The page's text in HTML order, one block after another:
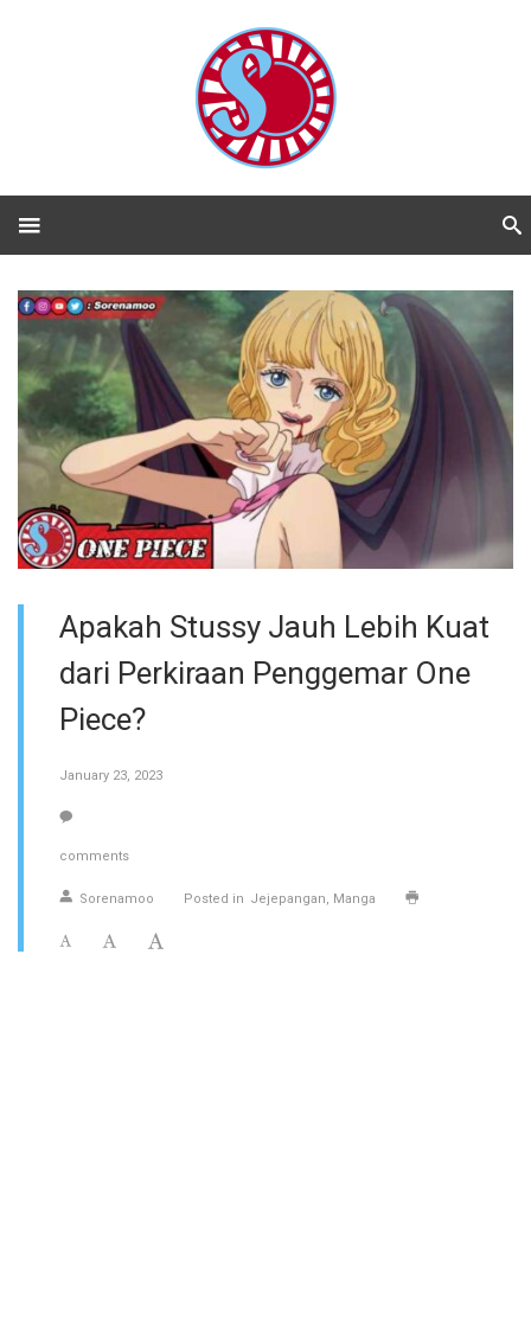
Apakah Stussy Jauh Lebih Kuat
dari Perkiraan Penggemar One
Piece?
January 23, 2023
comments
Sorenamoo Posted in Jejepangan Manga